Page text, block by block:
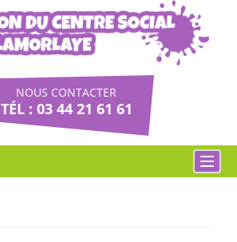
NOUS CONTACTER
TÉL : 03 44 21 61 61